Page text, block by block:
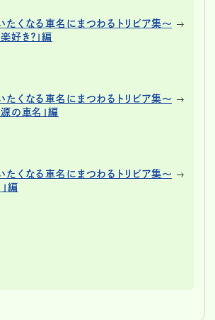
たくなる車名にまつわるトリビア集～
好き？」編
たくなる車名にまつわるトリビア集～
源の車名」編
たくなる車名にまつわるトリビア集～
編